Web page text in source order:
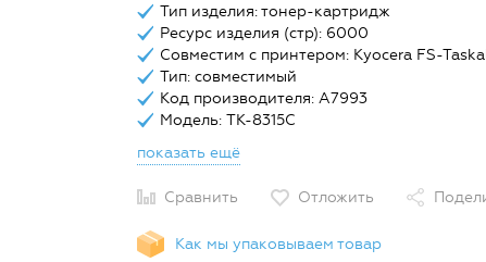
Тип изделия: тонер-картридж
Ресурс изделия (стр): 6000
Совместим с принтером: Kyocera FS-
Тип: совместимый
Код производителя: A7993
Модель: TK-8315C
показать ещё
Сравнить Отложить
Как мы упаковываем товар